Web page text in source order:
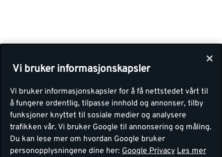
Vi bruker informasjonskapsler
Vi bruker informasjonskapsler for å få nettstedet vårt til
å fungere ordentlig, tilpasse innhold og annonser, tilby
funksjoner knyttet til sosiale medier og analysere
trafikken vår. Vi bruker Google til annonsering og måling.
Du kan lese mer om hvordan Google bruker
personopplysningene dine her: Google Privacy Les mer